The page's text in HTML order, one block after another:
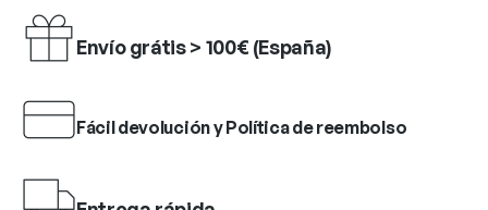
Envío grátis > 100€ (España)
Fácil devolución y Política de reembolso